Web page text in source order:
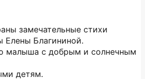
замечательные стихи
Елены Благининой.
малыша с добрым и солнечным
детям.